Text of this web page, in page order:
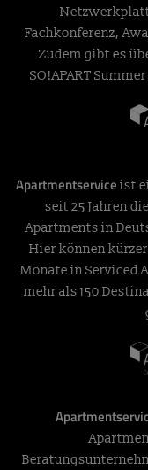
Fachkonferenz,
Zudem gibt es
SO!APART
Apartmentservice ist
seit 25 Jahren
Apartments in
Hier können
Monate in Serviced
mehr als 150